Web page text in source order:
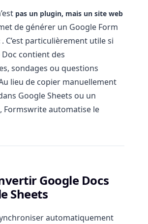
pas un plugin, mais un site web
de générer un Google Form
. C’est particulièrement utile si
contient des
sondages ou questions
lieu de copier manuellement
Google Sheets ou un
Formswrite automatise le
Google Docs
Sheets
automatiquement